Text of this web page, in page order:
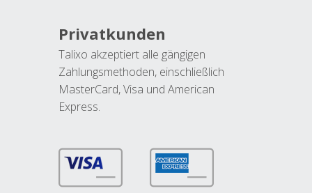
Privatkunden
Talixo akzeptiert alle gängigen
Zahlungsmethoden, einschließlich
MasterCard, Visa und American
Express.